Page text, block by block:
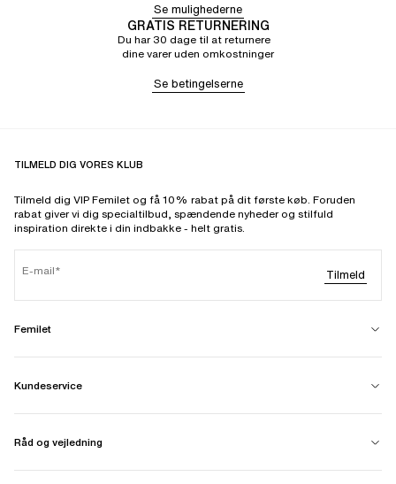
Se mulighederne
GRATIS RETURNERING
Du har 30 dage til at returnere
dine varer uden omkostninger
Se betingelserne
TILMELD DIG VORES KLUB
Tilmeld dig VIP Femilet og få 10% rabat på dit første køb. Foruden
rabat giver vi dig specialtilbud, spændende nyheder og stilfuld
inspiration direkte i din indbakke - helt gratis.
E-mail Tilmeld
Femilet
Kundeservice
Råd og vejledning